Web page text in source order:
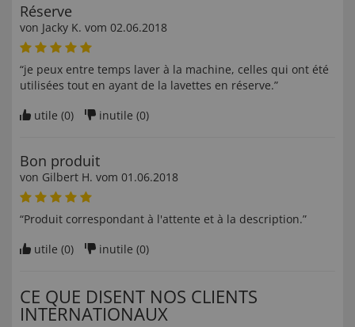
Réserve
von Jacky K. vom 02.06.2018
“je peux entre temps laver à la machine, celles qui ont été
utilisées tout en ayant de la lavettes en réserve.”
utile (0) inutile (0)
Bon produit
von Gilbert H. vom 01.06.2018
“Produit correspondant à l'attente et à la description.”
utile (0) inutile (0)
CE QUE DISENT NOS CLIENTS
INTERNATIONAUX